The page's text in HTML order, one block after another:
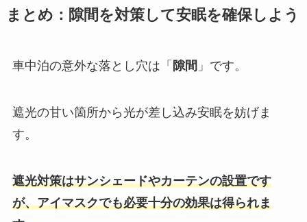
まとめ：隙間を対策して安眠を確保しよう
車中泊の意外な落とし穴は「 隙間 」です。
遮光の甘い箇所から光が差し込み安眠を妨げま
す。
遮光対策はサンシェードやカーテンの設置です
が、アイマスクでも必要十分の効果は得られま